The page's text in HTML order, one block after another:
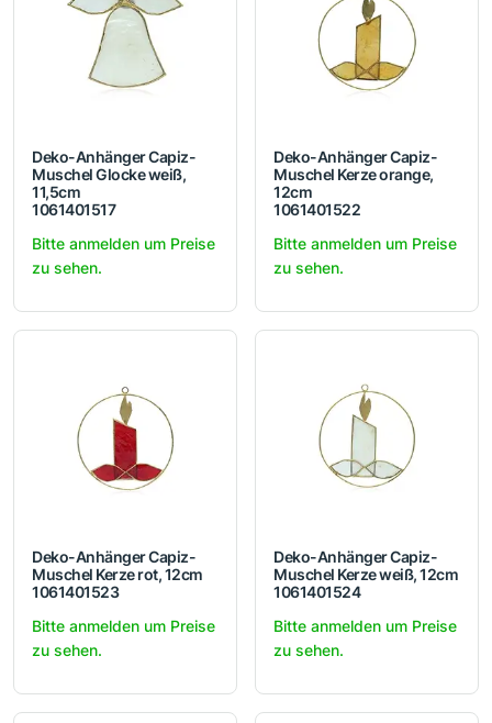
Deko-Anhänger Capiz-
Muschel Glocke weiß,
11,5cm
1061401517
Bitte anmelden um Preise
zu sehen.
Deko-Anhänger Capiz-
Muschel Kerze orange,
12cm
1061401522
Bitte anmelden um Preise
zu sehen.
Deko-Anhänger Capiz-
Muschel Kerze rot, 12cm
1061401523
Bitte anmelden um Preise
zu sehen.
Deko-Anhänger Capiz-
Muschel Kerze weiß, 12cm
1061401524
Bitte anmelden um Preise
zu sehen.